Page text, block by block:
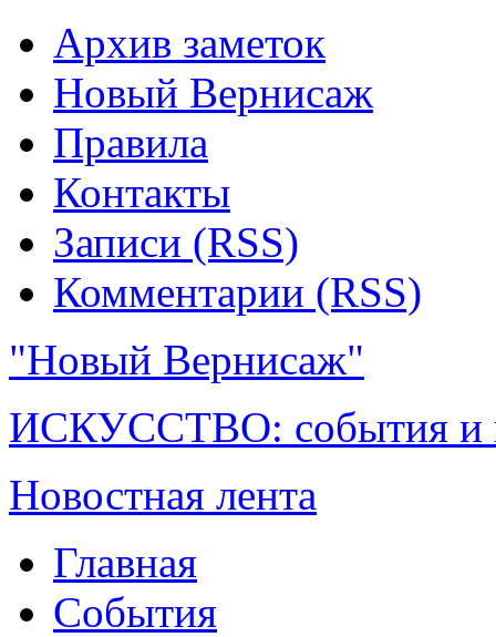
Архив заметок
Новый Вернисаж
Правила
Контакты
Записи (RSS)
Комментарии (RSS)
"Новый Вернисаж"
ИСКУССТВО: события и
Новостная лента
Главная
События